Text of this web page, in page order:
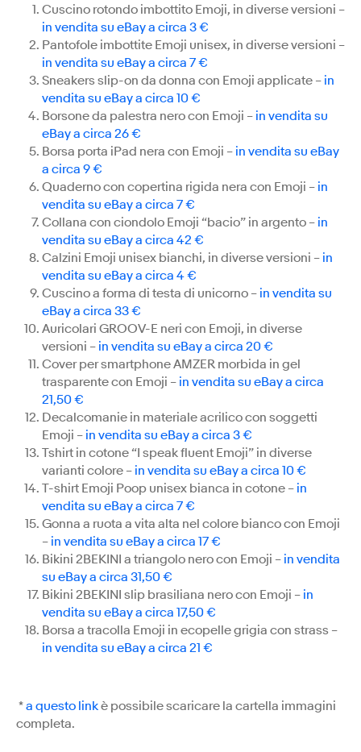
Cuscino rotondo imbottito Emoji, in diverse versioni –
in vendita su eBay a circa 3 €
Pantofole imbottite Emoji unisex, in diverse versioni –
in vendita su eBay a circa 7 €
Sneakers slip-on da donna con Emoji applicate – in
vendita su eBay a circa 10 €
Borsone da palestra nero con Emoji – in vendita su
eBay a circa 26 €
Borsa porta iPad nera con Emoji – in vendita su eBay
a circa 9 €
Quaderno con copertina rigida nera con Emoji – in
vendita su eBay a circa 7 €
Collana con ciondolo Emoji “bacio” in argento – in
vendita su eBay a circa 42 €
Calzini Emoji unisex bianchi, in diverse versioni – in
vendita su eBay a circa 4 €
Cuscino a forma di testa di unicorno – in vendita su
eBay a circa 33 €
Auricolari GROOV-E neri con Emoji, in diverse
versioni – in vendita su eBay a circa 20 €
Cover per smartphone AMZER morbida in gel
trasparente con Emoji – in vendita su eBay a circa
21,50 €
Decalcomanie in materiale acrilico con soggetti
Emoji – in vendita su eBay a circa 3 €
Tshirt in cotone “I speak fluent Emoji” in diverse
varianti colore – in vendita su eBay a circa 10 €
T-shirt Emoji Poop unisex bianca in cotone – in
vendita su eBay a circa 7 €
Gonna a ruota a vita alta nel colore bianco con Emoji
– in vendita su eBay a circa 17 €
Bikini 2BEKINI a triangolo nero con Emoji – in vendita
su eBay a circa 31,50 €
Bikini 2BEKINI slip brasiliana nero con Emoji – in
vendita su eBay a circa 17,50 €
Borsa a tracolla Emoji in ecopelle grigia con strass –
in vendita su eBay a circa 21 €
*a questo linkè possibile scaricare la cartella immagini
completa.